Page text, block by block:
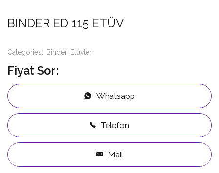
BINDER ED 115 ETÜV
Categories: Binder Etüvler
Fiyat Sor:
Whatsapp
Telefon
Mail